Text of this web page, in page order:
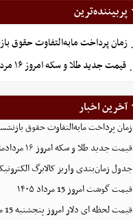
پربیننده‌ترین
زمان پرداخت مابه‌التفاوت حقوق
قیمت جدید طلا و سکه امروز ۱۶ مردادماه ۱۴۰۵/ جدول
آخرین اخبار
زمان پرداخت مابه‌التفاوت حقوق
قیمت جدید طلا و سکه امروز ۱۶ مردادماه ۱۴۰۵/ جدول
جدول زمان‌بندی واریز کالابرگ
قیمت گوشت امروز 15 مرداد ۱۴۰۵
قیمت لحظه ای دلار امروز پنجشنبه 15 مرداد 1405